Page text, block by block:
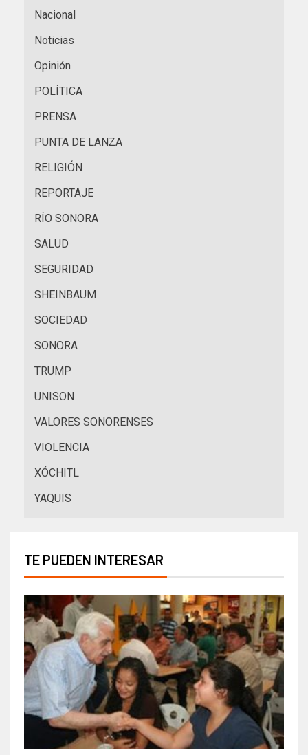
Nacional
Noticias
Opinión
POLÍTICA
PRENSA
PUNTA DE LANZA
RELIGIÓN
REPORTAJE
RÍO SONORA
SALUD
SEGURIDAD
SHEINBAUM
SOCIEDAD
SONORA
TRUMP
UNISON
VALORES SONORENSES
VIOLENCIA
XÓCHITL
YAQUIS
TE PUEDEN INTERESAR